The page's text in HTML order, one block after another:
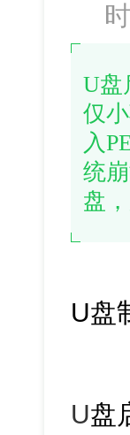
U盘
仅
入
统
盘
U盘
U盘